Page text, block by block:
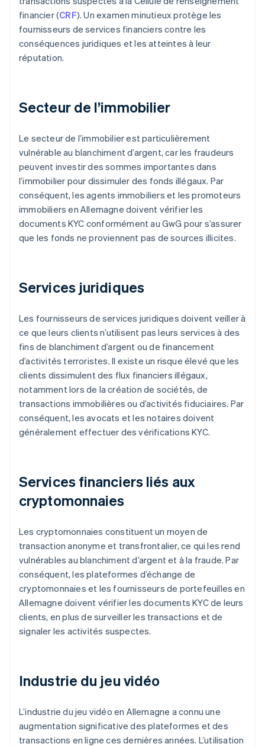
financier (CRF). Un examen minutieux protège les
fournisseurs de services financiers contre les
conséquences juridiques et les atteintes à leur
réputation.
Secteur de l’immobilier
Le secteur de l’immobilier est particulièrement
vulnérable au blanchiment d’argent, car les fraudeurs
peuvent investir des sommes importantes dans
l’immobilier pour dissimuler des fonds illégaux. Par
conséquent, les agents immobiliers et les promoteurs
immobiliers en Allemagne doivent vérifier les
documents KYC conformément au GwG pour s’assurer
que les fonds ne proviennent pas de sources illicites.
Services juridiques
Les fournisseurs de services juridiques doivent veiller à
ce que leurs clients n’utilisent pas leurs services à des
fins de blanchiment d’argent ou de financement
d’activités terroristes. Il existe un risque élevé que les
clients dissimulent des flux financiers illégaux,
notamment lors de la création de sociétés, de
transactions immobilières ou d’activités fiduciaires. Par
conséquent, les avocats et les notaires doivent
généralement effectuer des vérifications KYC.
Services financiers liés aux
cryptomonnaies
Les cryptomonnaies constituent un moyen de
transaction anonyme et transfrontalier, ce qui les rend
vulnérables au blanchiment d’argent et à la fraude. Par
conséquent, les plateformes d’échange de
cryptomonnaies et les fournisseurs de portefeuilles en
Allemagne doivent vérifier les documents KYC de leurs
clients, en plus de surveiller les transactions et de
signaler les activités suspectes.
Industrie du jeu vidéo
L’industrie du jeu vidéo en Allemagne a connu une
augmentation significative des plateformes et des
transactions en ligne ces dernières années. L’utilisation